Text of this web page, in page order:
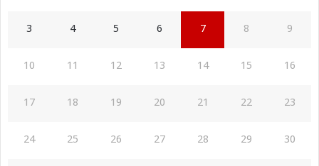
3 4 5 6 7 8 9
10 11 12 13 14 15 16
17 18 19 20 21 22 23
24 25 26 27 28 29 30